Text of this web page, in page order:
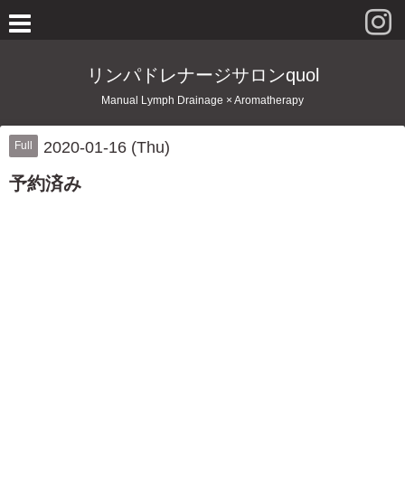
リンパドレナージサロンquol
Manual Lymph Drainage × Aromatherapy
Full 2020-01-16 (Thu)
予約済み